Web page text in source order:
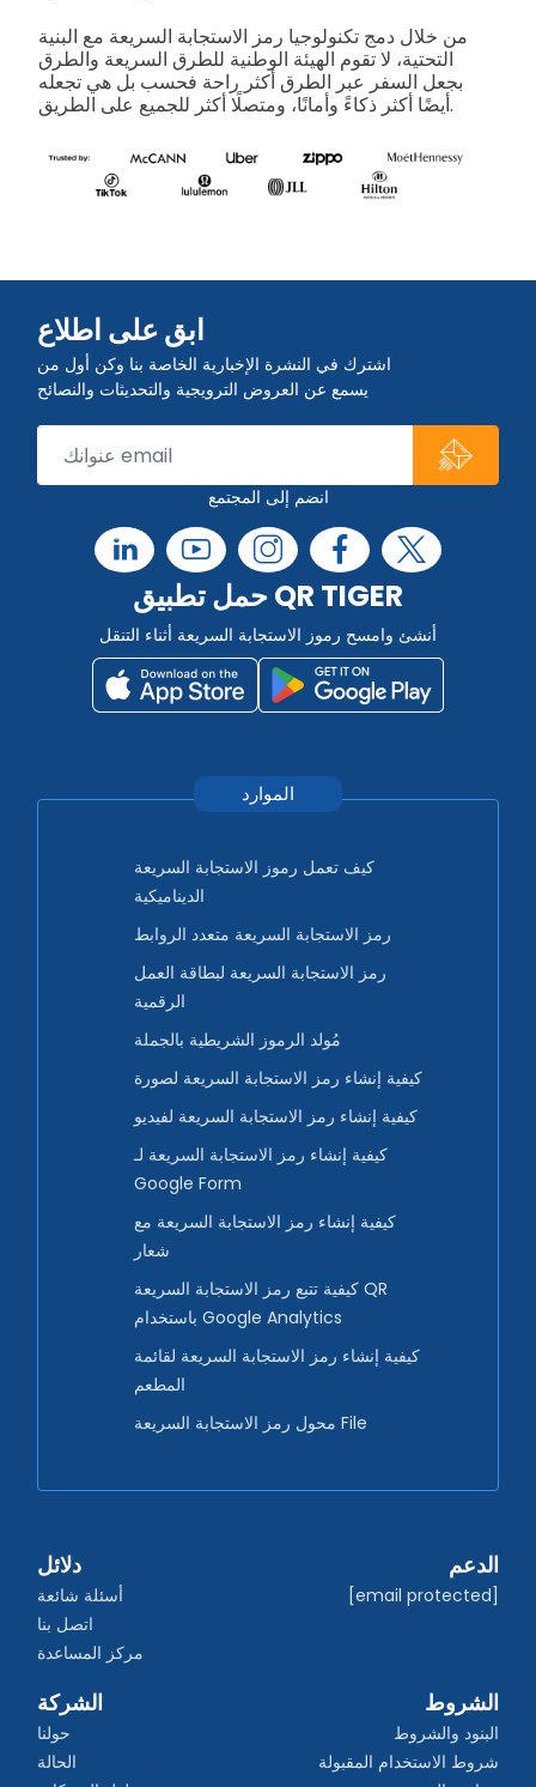
من خلال دمج تكنولوجيا رمز الاستجابة السريعة مع البنية
التحتية، لا تقوم الهيئة الوطنية للطرق السريعة والطرق
بجعل السفر عبر الطرق أكثر راحة فحسب بل هي تجعله
أيضًا أكثر ذكاءً وأمانًا، ومتصلًا أكثر للجميع على الطريق.
ابق على اطلاع
اشترك في النشرة الإخبارية الخاصة بنا وكن أول من
يسمع عن العروض الترويجية والتحديثات والنصائح
انضم إلى المجتمع
حمل تطبيق QR TIGER
أنشئ وامسح رموز الاستجابة السريعة أثناء التنقل
الموارد
كيف تعمل رموز الاستجابة السريعة
الديناميكية
رمز الاستجابة السريعة متعدد الروابط
رمز الاستجابة السريعة لبطاقة العمل
الرقمية
مُولد الرموز الشريطية بالجملة
كيفية إنشاء رمز الاستجابة السريعة لصورة
كيفية إنشاء رمز الاستجابة السريعة لفيديو
كيفية إنشاء رمز الاستجابة السريعة لـ
Google Form
كيفية إنشاء رمز الاستجابة السريعة مع
شعار
كيفية تتبع رمز الاستجابة السريعة QR
باستخدام Google Analytics
كيفية إنشاء رمز الاستجابة السريعة لقائمة
المطعم
محول رمز الاستجابة السريعة File
دلائل
أسئلة شائعة
اتصل بنا
مركز المساعدة
الدعم
[email protected]
الشركة
حولنا
الحالة
الشروط
البنود والشروط
شروط الاستخدام المقبولة